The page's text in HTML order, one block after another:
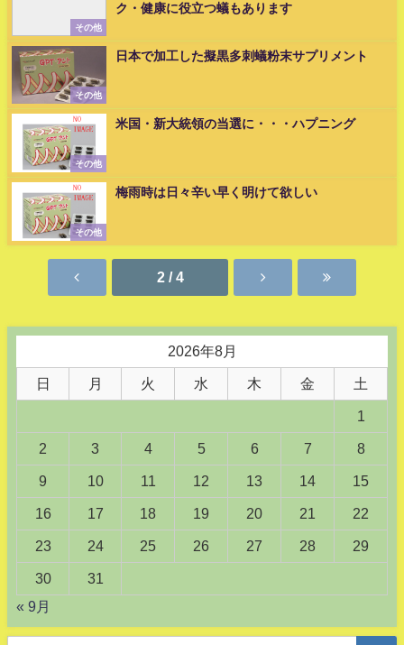
その他
ク・健康に役立つ蟻もあります
その他
日本で加工した擬黒多刺蟻粉末サプリメント
その他
米国・新大統領の当選に・・・ハプニング
その他
梅雨時は日々辛い早く明けて欲しい
2 / 4
2026年8月
日 月 火 水 木 金 土
1
2 3 4 5 6 7 8
9 10 11 12 13 14 15
16 17 18 19 20 21 22
23 24 25 26 27 28 29
30
31
« 9月